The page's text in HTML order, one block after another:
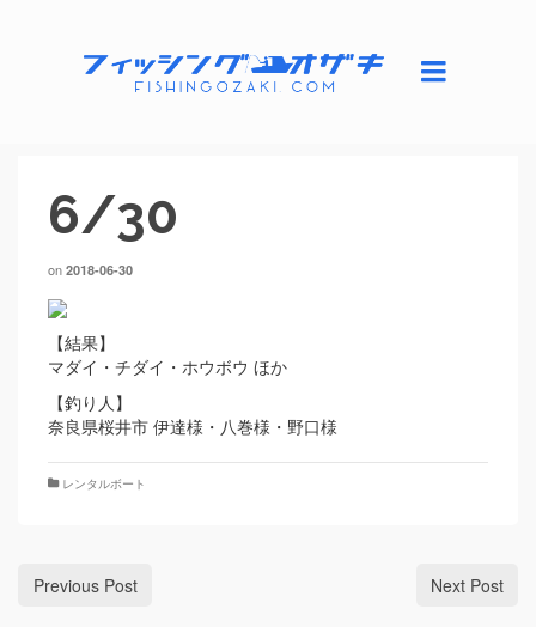
6/30
on 2018-06-30
【結果】
マダイ・チダイ・ホウボウ ほか
【釣り人】
奈良県桜井市 伊達様・八巻様・野口様
レンタルボート
Previous Post Next Post